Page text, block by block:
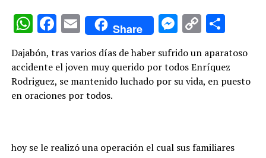
WhatsApp
Facebook
EmailShare
Copy
Dajabón, tras varios días de haber sufrido un aparatoso
accidente el joven muy querido por todos Enríquez
Rodriguez, se mantenido luchado por su vida, en puesto
en oraciones por todos.
hoy se le realizó una operación el cual sus familiares